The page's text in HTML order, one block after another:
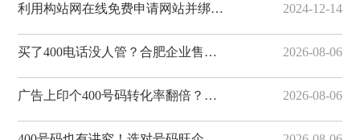
利用构站网在线免费申请网站并绑定域名 2024-12-14
买了400电话没人管？合肥企业售后避坑指南，构站网全程服务有保障 2026-08-06
广告上印个400号码转化率翻倍？合肥企业营销利器，构站网400电话助您获客 2026-08-06